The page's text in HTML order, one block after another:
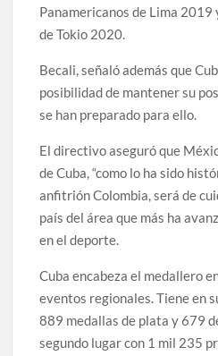
Panamericanos de Lima 2019
de Tokio 2020.
Becali, señaló además que
posibilidad de mantener su
se han preparado para ello.
El directivo aseguró que
de Cuba, “como lo ha sido
anfitrión Colombia, será de
país del área que más ha
en el deporte.
Cuba encabeza el medallero
eventos regionales. Tiene en
889 medallas de plata y 679
segundo lugar con 1 mil 235